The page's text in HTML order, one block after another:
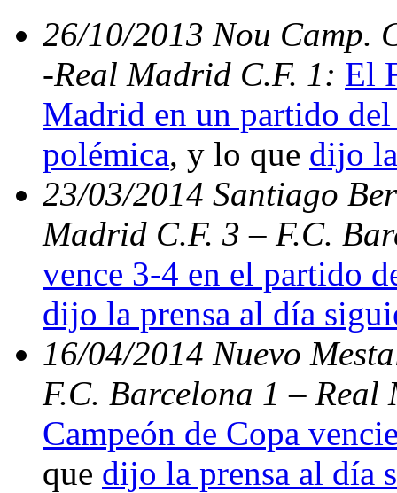
26/10/2013 Nou Camp.
-Real Madrid C.F. 1: El
Madrid en un partido
polémica, y lo que dijo
23/03/2014 Santiago
Madrid C.F. 3 – F.C.
vence 3-4 en el partido
dijo la prensa al día
16/04/2014 Nuevo
F.C. Barcelona 1 –
Campeón de Copa
que dijo la prensa al día